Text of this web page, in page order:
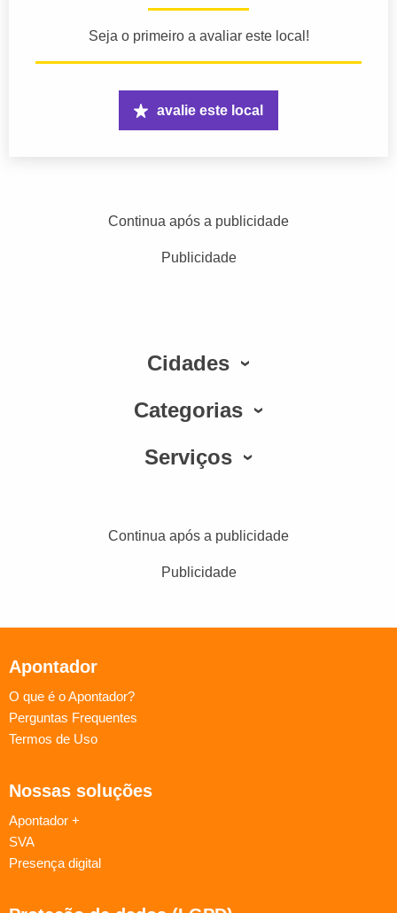
Seja o primeiro a avaliar este local!
avalie este local
Continua após a publicidade
Publicidade
Cidades
Categorias
Serviços
Continua após a publicidade
Publicidade
Apontador
O que é o Apontador?
Perguntas Frequentes
Termos de Uso
Nossas soluções
Apontador +
SVA
Presença digital